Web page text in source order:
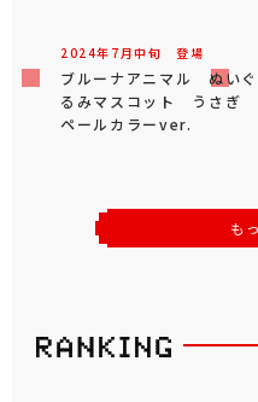
2024年 7 月中旬 登場
ブルーナアニマル ぬいぐ
るみマスコット うさぎ
ペールカラーver.
も